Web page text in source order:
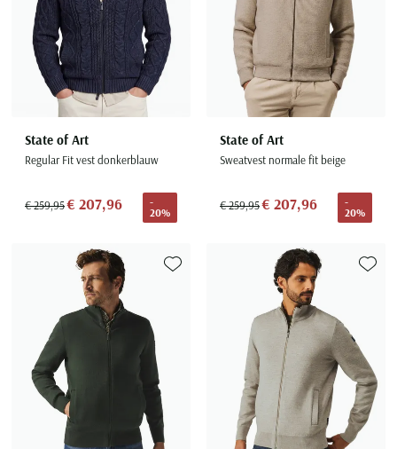
State of Art
Regular Fit vest donkerblauw
€ 259,95€ 207,96
-
20%
State of Art
Sweatvest normale fit beige
€ 259,95€ 207,96
-
20%
Toevoegen aan favorieten